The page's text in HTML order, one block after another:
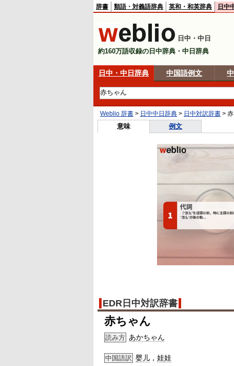
辞書 類語・対義語辞典 英和・和英辞典 日中
日中・中日
約160万語収録の日中辞典・中日辞典
日中・中日辞典 中国語例文
Weblio 辞書 > 日中中日辞典 > 日中対訳辞書 >
意味 例文
EDR日中対訳辞書
赤ちゃん
読み方 あかちゃん
中国語訳 婴儿 ， 娃娃